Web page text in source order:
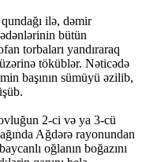
ilə, dəmir
bütün
torbaları yandıraraq
töküblər. Nəticədə
başının sümüyü əzilib,
2-ci və ya 3-cü
Ağdərə rayonundan
oğlanın boğazını